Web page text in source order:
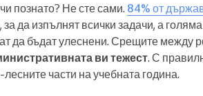
познато? Не сте сами. 84% от
за да изпълнят всички задачи, а
да бъдат улеснени. Срещите между
ви тежест. С
лесните части на учебната година.